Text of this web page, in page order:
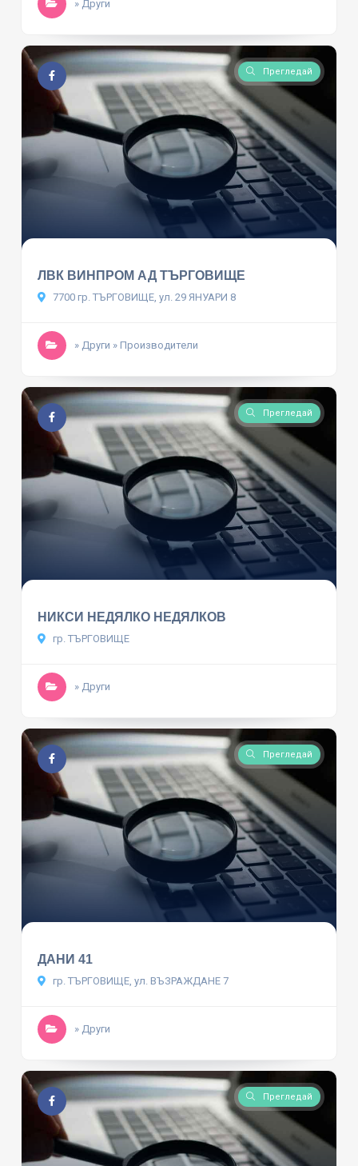
» Други
Прегледай
ЛВК ВИНПРОМ АД ТЪРГОВИЩЕ
7700 гр. ТЪРГОВИЩЕ, ул. 29 ЯНУАРИ 8
» Други » Производители
Прегледай
НИКСИ НЕДЯЛКО НЕДЯЛКОВ
гр. ТЪРГОВИЩЕ
» Други
Прегледай
ДАНИ 41
гр. ТЪРГОВИЩЕ, ул. ВЪЗРАЖДАНЕ 7
» Други
Прегледай